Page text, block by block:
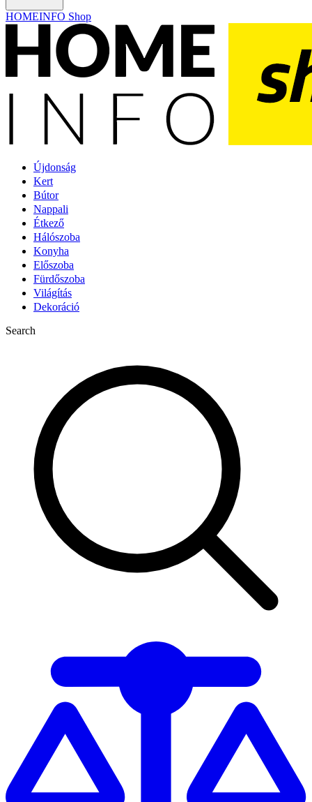
HOMEINFO Shop
Újdonság
Kert
Bútor
Nappali
Étkező
Hálószoba
Konyha
Előszoba
Fürdőszoba
Világítás
Dekoráció
Search